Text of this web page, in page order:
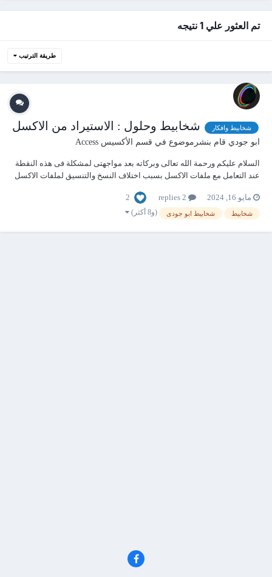
تم العثور علي 1 نتيجه
طريقة الترتيب
شخابيط وافكار شخابيط وحلول : الاستيراد من الاكسل
ابو جودي قام بنشرموضوع في قسم الأكسيس Access
السلام عليكم ورحمة الله تعالى وبركاته بعد مواجهتى لمشكلة فى هذه النقطة
عند التعامل مع ملفات الاكسل بسبب اختلاف النسخ والتنسيق لملفات الاكسل
الخطوات 1- انشاء وحدة نمطية عامة ليسهل استدعاء الدوال منها فى شتى
زوايا التطبيق...
مايو 16, 2024 2
شخابيط شخابيط ابو جودى (و8 أكثر)